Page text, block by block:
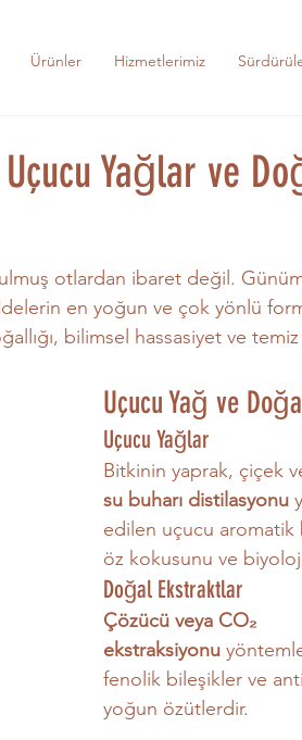
Ürünler Hizmetlerimiz
Yağlar ve
otlardan ibaret değil.
en yoğun ve çok yönlü
bilimsel hassasiyet ve temiz
Uçucu Yağ ve
Uçucu Yağlar
Bitkinin yaprak, çiçek
su buharı distilasyonu
edilen uçucu aromatik
öz kokusunu ve
Doğal Ekstraktlar
Çözücü veya CO₂
ekstraksiyonu
fenolik bileşikler ve
yoğun özütlerdir.